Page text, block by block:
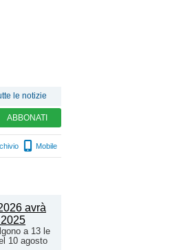
le notizie
ABBONATI
Mobile
a 13 le
10 agosto